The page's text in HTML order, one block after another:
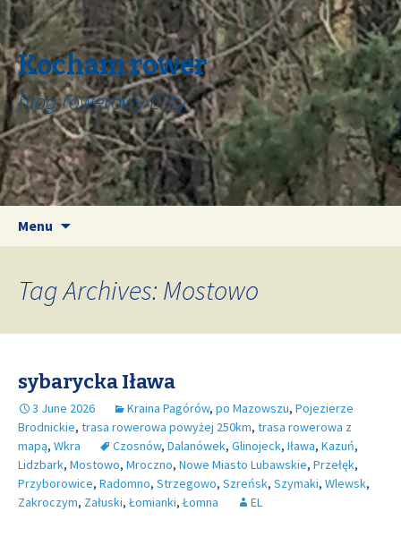
Kocham rower
blog rowerowy Elizy
Menu
Tag Archives: Mostowo
sybarycka Iława
3 June 2026 Kraina Pagórów, po Mazowszu, Pojezierze
Brodnickie, trasa rowerowa powyżej 250km, trasa rowerowa z
mapą, Wkra Czosnów, Dalanówek, Glinojeck, Iława, Kazuń,
Lidzbark, Mostowo, Mroczno, Nowe Miasto Lubawskie, Przełęk,
Przyborowice, Radomno, Strzegowo, Szreńsk, Szymaki, Wlewsk,
Zakroczym, Załuski, Łomianki, Łomna EL